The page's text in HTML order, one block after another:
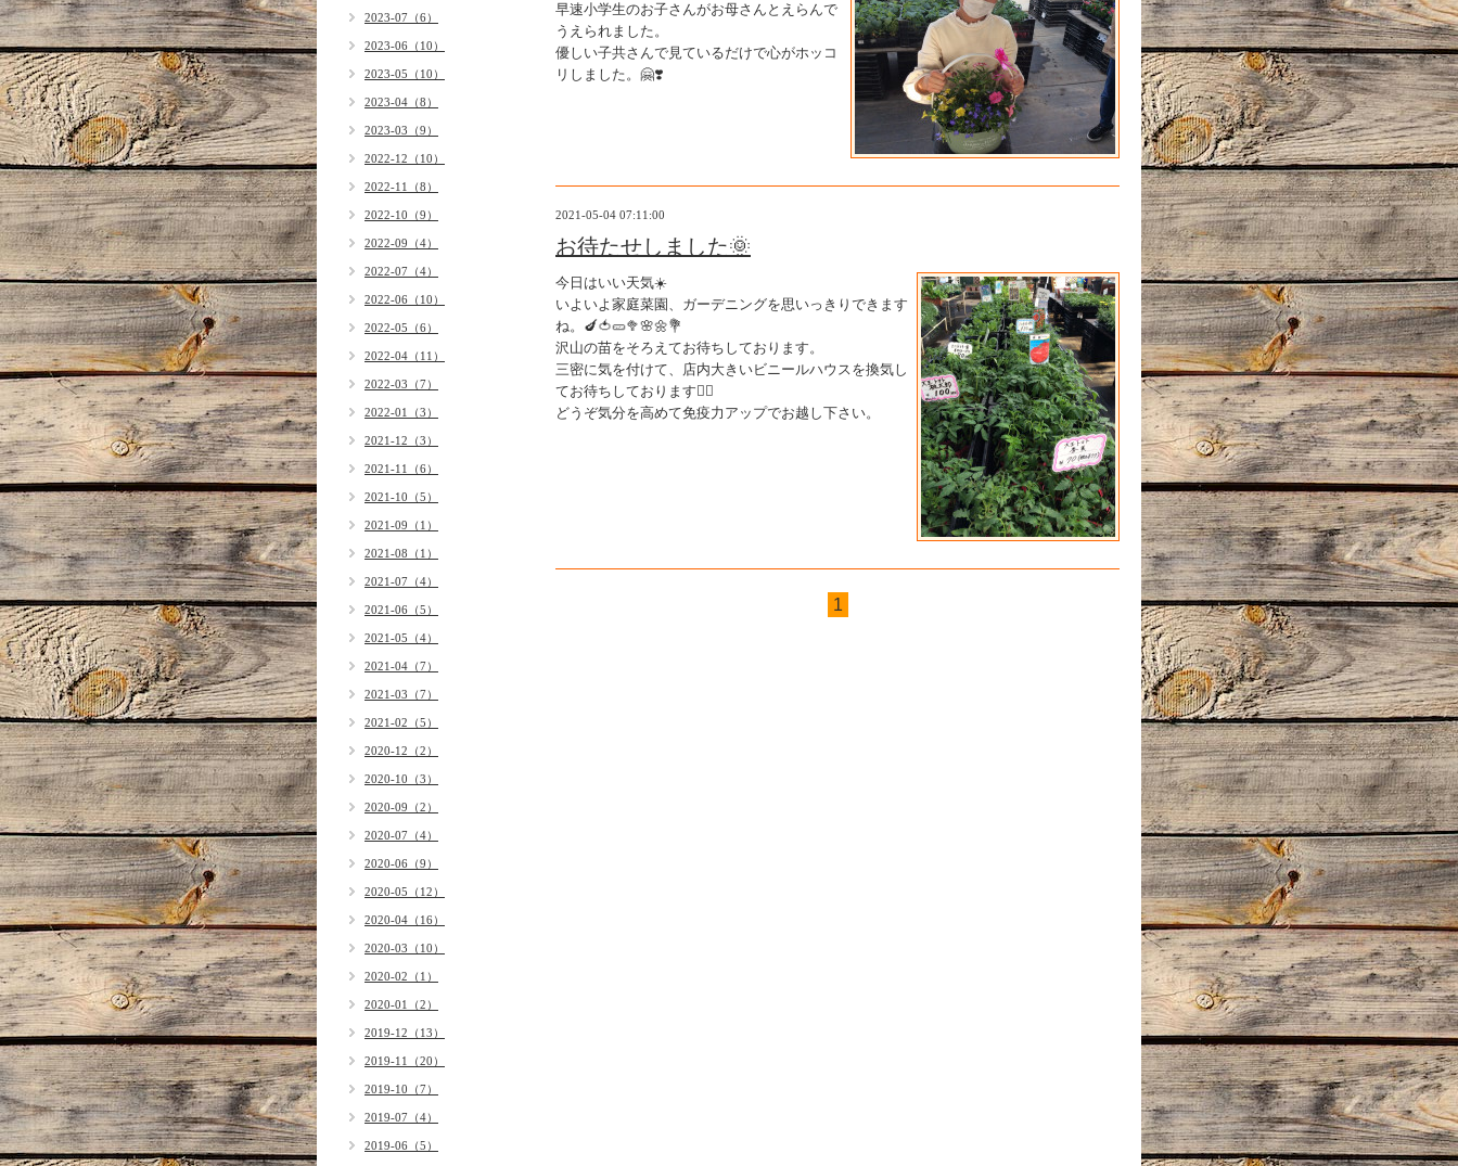
早速小学生のお子さんがお母さんとえらんで
うえられました。
優しい子共さんで見ているだけで心がホッコ
リしました。🤗❣️
2021-05-04 07:11:00
お待たせしました🌞
今日はいい天気☀️
いよいよ家庭菜園、ガーデニングを思いっきりできます
ね。🍆🍅🥒🥦🌸🌼💐
沢山の苗をそろえてお待ちしております。
三密に気を付けて、店内大きいビニールハウスを換気し
てお待ちしております🙇‍♀️
どうぞ気分を高めて免疫力アップでお越し下さい。
1
2023-07（6）
2023-06（10）
2023-05（10）
2023-04（8）
2023-03（9）
2022-12（10）
2022-11（8）
2022-10（9）
2022-09（4）
2022-07（4）
2022-06（10）
2022-05（6）
2022-04（11）
2022-03（7）
2022-01（3）
2021-12（3）
2021-11（6）
2021-10（5）
2021-09（1）
2021-08（1）
2021-07（4）
2021-06（5）
2021-05（4）
2021-04（7）
2021-03（7）
2021-02（5）
2020-12（2）
2020-10（3）
2020-09（2）
2020-07（4）
2020-06（9）
2020-05（12）
2020-04（16）
2020-03（10）
2020-02（1）
2020-01（2）
2019-12（13）
2019-11（20）
2019-10（7）
2019-07（4）
2019-06（5）